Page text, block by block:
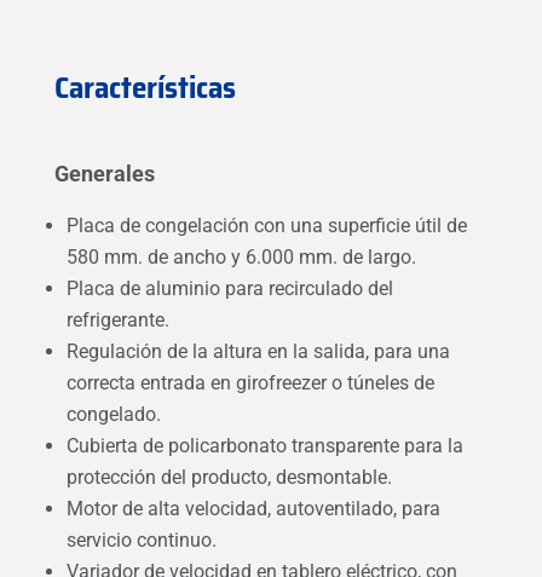
Características
Generales
Placa de congelación con una superficie útil de
580 mm. de ancho y 6.000 mm. de largo.
Placa de aluminio para recirculado del
refrigerante.
Regulación de la altura en la salida, para una
correcta entrada en girofreezer o túneles de
congelado.
Cubierta de policarbonato transparente para la
protección del producto, desmontable.
Motor de alta velocidad, autoventilado, para
servicio continuo.
Variador de velocidad en tablero eléctrico, con